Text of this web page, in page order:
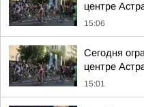
центре
15:06
Сегодня
центре
15:01